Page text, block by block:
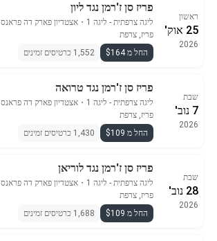
ראשון
25 אוק'
2026
פריז סן ז'רמן נגד ליון
ליגה צרפתית - ליגה 1 ・ אצטדיון פארק דה פראנס
פריז, צרפת
החל מ $164
1,552 כרטיסים זמינים
שבת
7 נוב'
2026
פריז סן ז'רמן נגד טרואה
ליגה צרפתית - ליגה 1 ・ אצטדיון פארק דה פראנס
פריז, צרפת
החל מ $109
1,430 כרטיסים זמינים
שבת
28 נוב'
2026
פריז סן ז'רמן נגד לוריאן
ליגה צרפתית - ליגה 1 ・ אצטדיון פארק דה פראנס
פריז, צרפת
החל מ $109
1,688 כרטיסים זמינים